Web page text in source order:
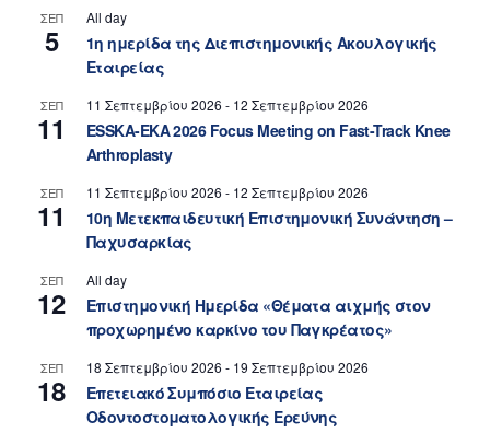
ΣΕΠ
5
All day
1η ημερίδα της Διεπιστημονικής Ακουλογικής
Εταιρείας
ΣΕΠ
11
11 Σεπτεμβρίου 2026 - 12 Σεπτεμβρίου 2026
ESSKA-EKA 2026 Focus Meeting on Fast-Track Knee
Arthroplasty
ΣΕΠ
11
11 Σεπτεμβρίου 2026 - 12 Σεπτεμβρίου 2026
10η Μετεκπαιδευτική Επιστημονική Συνάντηση –
Παχυσαρκίας
ΣΕΠ
12
All day
Επιστημονική Ημερίδα «Θέματα αιχμής στον
προχωρημένο καρκίνο του Παγκρέατος»
ΣΕΠ
18
18 Σεπτεμβρίου 2026 - 19 Σεπτεμβρίου 2026
Επετειακό Συμπόσιο Εταιρείας
Οδοντοστοματολογικής Ερεύνης